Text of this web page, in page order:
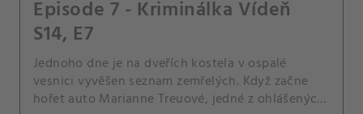
Episode 7 - Kriminálka Vídeň
S14, E7
Jednoho dne je na dveřích kostela v ospalé
vesnici vyvěšen seznam zemřelých. Když začne
hořet auto Marianne Treuové, jedné z ohlášených